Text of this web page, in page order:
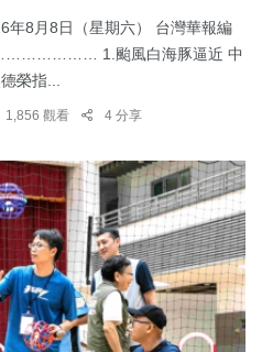
年8月8日（星期六） 台灣華報編
1.颱風白海豚逼近 中
榮指...
1,856 觀看 4 分享